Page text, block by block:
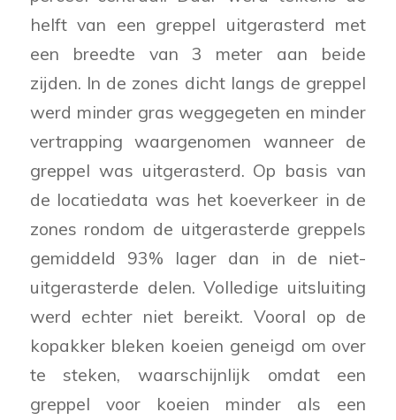
helft van een greppel uitgerasterd met
een breedte van 3 meter aan beide
zijden. In de zones dicht langs de greppel
werd minder gras weggegeten en minder
vertrapping waargenomen wanneer de
greppel was uitgerasterd. Op basis van
de locatiedata was het koeverkeer in de
zones rondom de uitgerasterde greppels
gemiddeld 93% lager dan in de niet-
uitgerasterde delen. Volledige uitsluiting
werd echter niet bereikt. Vooral op de
kopakker bleken koeien geneigd om over
te steken, waarschijnlijk omdat een
greppel voor koeien minder als een